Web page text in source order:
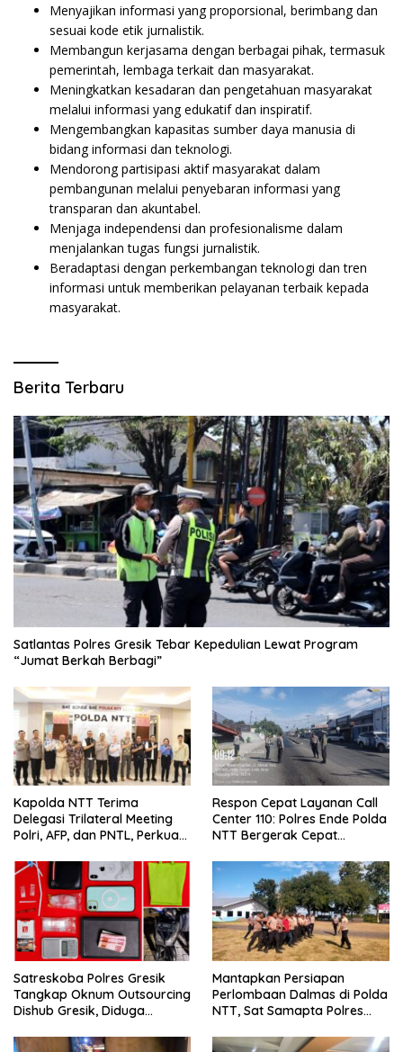
Menyajikan informasi yang proporsional, berimbang dan
sesuai kode etik jurnalistik.
Membangun kerjasama dengan berbagai pihak, termasuk
pemerintah, lembaga terkait dan masyarakat.
Meningkatkan kesadaran dan pengetahuan masyarakat
melalui informasi yang edukatif dan inspiratif.
Mengembangkan kapasitas sumber daya manusia di
bidang informasi dan teknologi.
Mendorong partisipasi aktif masyarakat dalam
pembangunan melalui penyebaran informasi yang
transparan dan akuntabel.
Menjaga independensi dan profesionalisme dalam
menjalankan tugas fungsi jurnalistik.
Beradaptasi dengan perkembangan teknologi dan tren
informasi untuk memberikan pelayanan terbaik kepada
masyarakat.
Berita Terbaru
Satlantas Polres Gresik Tebar Kepedulian Lewat Program
“Jumat Berkah Berbagi”
Kapolda NTT Terima
Delegasi Trilateral Meeting
Polri, AFP, dan PNTL, Perkuat
Perbatasan
Respon Cepat Layanan Call
Center 110: Polres Ende Polda
NTT Bergerak Cepat
Simpang Lima
Satreskoba Polres Gresik
Tangkap Oknum Outsourcing
Dishub Gresik, Diduga
Bangkalan
Mantapkan Persiapan
Perlombaan Dalmas di Polda
NTT, Sat Samapta Polres
Peningkatan Kemampuan